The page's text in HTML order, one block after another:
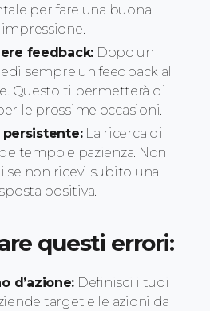
per fare una buona
impressione.
feedback: Dopo un
sempre un feedback al
Questo ti permetterà di
le prossime occasioni.
persistente:La ricerca di
tempo e pazienza. Non
se non ricevi subito una
positiva.
questi errori:
d’azione: Definisci i tuoi
target e le azioni da